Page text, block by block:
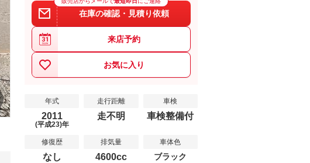
在庫の確認・見積り依頼
来店予約
お気に入り
年式
2011
(平成23)年
走行距離
走不明
車検
車検整備付
修復歴
なし
排気量
4600cc
車体色
ブラック